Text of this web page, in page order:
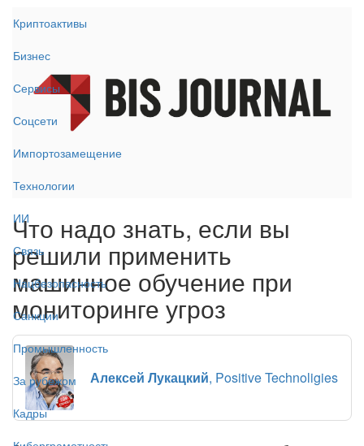
Криптоактивы
Бизнес
Сервисы
Соцсети
Импортозамещение
Технологии
ИИ
Связь
Нацбезопасность
Санкции
Промышленность
За рубежом
Кадры
Что надо знать, если вы
решили применить
машинное обучение при
мониторинге угроз
Алексей Лукацкий, Positive Technoligies